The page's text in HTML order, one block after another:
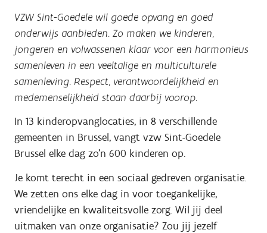
VZW Sint-Goedele wil goede opvang en goed
onderwijs aanbieden. Zo maken we kinderen,
jongeren en volwassenen klaar voor een harmonieus
samenleven in een veeltalige en multiculturele
samenleving. Respect, verantwoordelijkheid en
medemenselijkheid staan daarbij voorop.
In 13 kinderopvanglocaties, in 8 verschillende
gemeenten in Brussel, vangt vzw Sint-Goedele
Brussel elke dag zo'n 600 kinderen op.
Je komt terecht in een sociaal gedreven organisatie.
We zetten ons elke dag in voor toegankelijke,
vriendelijke en kwaliteitsvolle zorg. Wil jij deel
uitmaken van onze organisatie? Zou jij jezelf